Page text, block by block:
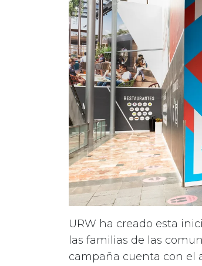
URW ha creado esta
las familias de las
campaña cuenta con el